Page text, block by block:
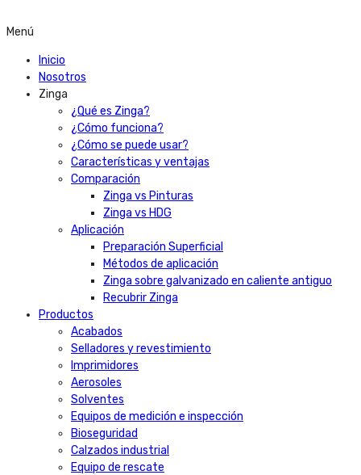
Menú
Inicio
Nosotros
Zinga
¿Qué es Zinga?
¿Cómo funciona?
¿Cómo se puede usar?
Características y ventajas
Comparación
Zinga vs Pinturas
Zinga vs HDG
Aplicación
Preparación Superficial
Métodos de aplicación
Zinga sobre galvanizado en caliente antiguo
Recubrir Zinga
Productos
Acabados
Selladores y revestimiento
Imprimidores
Aerosoles
Solventes
Equipos de medición e inspección
Bioseguridad
Calzados industrial
Equipo de rescate